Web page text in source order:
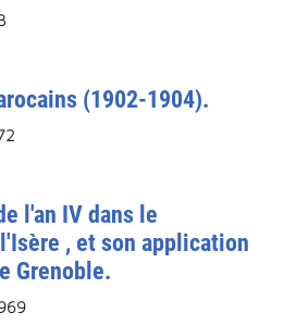
(1902-1904).
l'an IV dans le
, et son application
Grenoble.